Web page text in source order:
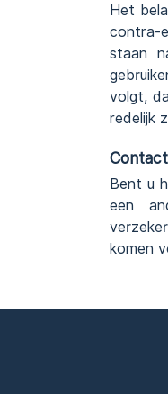
Het
contra-
staan
volgt,
redelijk
Bent u
een
komen